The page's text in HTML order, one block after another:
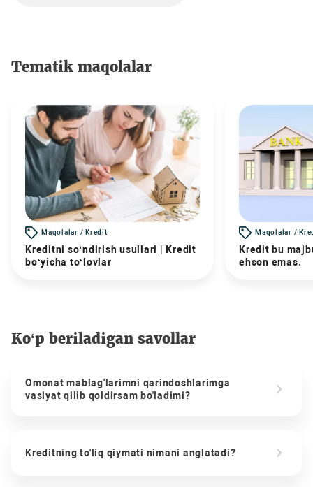
Tematik maqolalar
Maqolalar / Kredit
Kreditni so‘ndirish usullari | Kredit
bo‘yicha to‘lovlar
Maqolalar /
Kredit bu
ehson emas.
Ko‘p beriladigan savollar
Omonat mablag'larimni qarindoshlarimga
vasiyat qilib qoldirsam bo'ladimi?
Kreditning to'liq qiymati nimani anglatadi?